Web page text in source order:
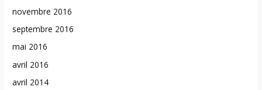
novembre 2016
septembre 2016
mai 2016
avril 2016
avril 2014